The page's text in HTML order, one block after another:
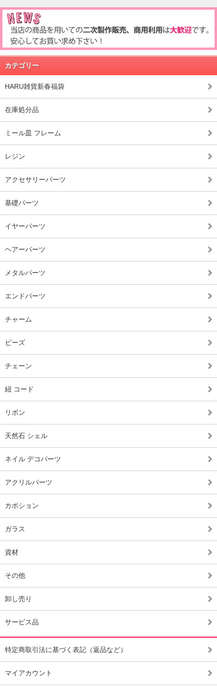
カテゴリー
HARU雑貨新春福袋
在庫処分品
ミール皿 フレーム
レジン
アクセサリーパーツ
基礎パーツ
イヤーパーツ
ヘアーパーツ
メタルパーツ
エンドパーツ
チャーム
ビーズ
チェーン
紐 コード
リボン
天然石 シェル
ネイル デコパーツ
アクリルパーツ
カボション
ガラス
資材
その他
卸し売り
サービス品
特定商取引法に基づく表記（返品など）
マイアカウント